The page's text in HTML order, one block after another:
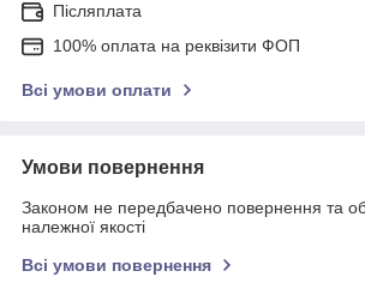
Післяплата
100% оплата на реквізити ФОП
Всі умови оплати
Умови повернення
Законом не передбачено повернення та
належної якості
Всі умови повернення